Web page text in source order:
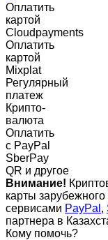
Оплатить
картой
Cloudpayments
Оплатить
картой
Mixplat
Регулярный
платеж
Крипто-
валюта
Оплатить
c PayPal
SberPay
QR и другое
Внимание!
карты
сервисами PayPal ,
партнера в
Кому помочь?